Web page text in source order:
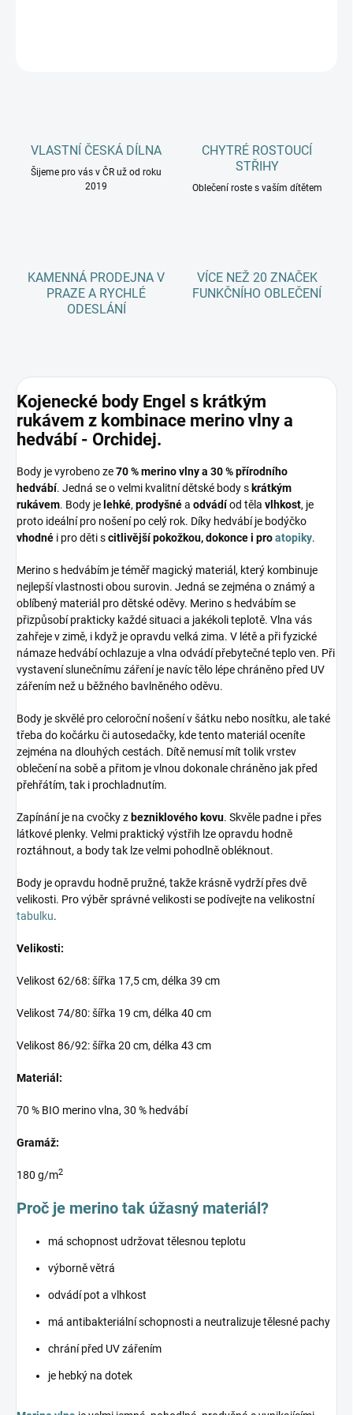
VLASTNÍ ČESKÁ DÍLNA
Šijeme pro vás v ČR už od roku
2019
CHYTRÉ ROSTOUCÍ
STŘIHY
Oblečení roste s vaším dítětem
KAMENNÁ PRODEJNA V
PRAZE A RYCHLÉ
ODESLÁNÍ
VÍCE NEŽ 20 ZNAČEK
FUNKČNÍHO OBLEČENÍ
Kojenecké body Engel s krátkým
rukávem z kombinace merino vlny a
hedvábí - Orchidej.
Body je vyrobeno ze70 % merino vlny a 30 % přírodního
hedvábí. Jedná se o velmi kvalitní dětské body s krátkým
rukávem. Body je lehké, prodyšnéa odvádíod těla vlhkost, je
proto ideální pro nošení po celý rok. Díky hedvábí je bodýčko
vhodné i pro děti scitlivější pokožkou, dokonce i proatopiky.
Merino s hedvábím je téměř magický materiál, který kombinuje
nejlepší vlastnosti obou surovin. Jedná se zejména o známý a
oblíbený materiál pro dětské oděvy. Merino s hedvábím se
přizpůsobí prakticky každé situaci a jakékoli teplotě. Vlna vás
zahřeje v zimě, i když je opravdu velká zima. V létě a při fyzické
námaze hedvábí ochlazuje a vlna odvádí přebytečné teplo ven. Při
vystavení slunečnímu záření je navíc tělo lépe chráněno před UV
zářením než u běžného bavlněného oděvu.
Body je skvělé pro celoroční nošení v šátku nebo nosítku, ale také
třeba do kočárku či autosedačky, kde tento materiál oceníte
zejména na dlouhých cestách. Dítě nemusí mít tolik vrstev
oblečení na sobě a přitom je vlnou dokonale chráněno jak před
přehřátím, tak i prochladnutím.
Zapínání je na cvočky z bezniklového kovu. Skvěle padne i přes
látkové plenky. Velmi praktický výstřih lze opravdu hodně
roztáhnout, a body tak lze velmi pohodlně obléknout.
Body je opravdu hodně pružné, takže krásně vydrží přes dvě
velikosti. Pro výběr správné velikosti se podívejte na velikostní
tabulku.
Velikosti:
Velikost 62/68: šířka 17,5 cm, délka 39 cm
Velikost 74/80: šířka 19 cm, délka 40 cm
Velikost 86/92: šířka 20 cm, délka 43 cm
Materiál:
70 % BIO merino vlna, 30 % hedvábí
Gramáž:
180 g/m2
Proč je merino tak úžasný materiál?
má schopnost udržovat tělesnou teplotu
výborně větrá
odvádí pot a vlhkost
má antibakteriální schopnosti a neutralizuje tělesné pachy
chrání před UV zářením
je hebký na dotek